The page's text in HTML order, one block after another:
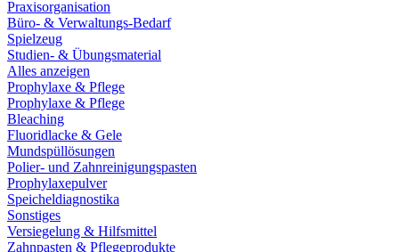
Praxisorganisation
Büro- & Verwaltungs-Bedarf
Spielzeug
Studien- & Übungsmaterial
Alles anzeigen
Prophylaxe & Pflege
Prophylaxe & Pflege
Bleaching
Fluoridlacke & Gele
Mundspüllösungen
Polier- und Zahnreinigungspasten
Prophylaxepulver
Speicheldiagnostika
Sonstiges
Versiegelung & Hilfsmittel
Zahnpasten & Pflegeprodukte